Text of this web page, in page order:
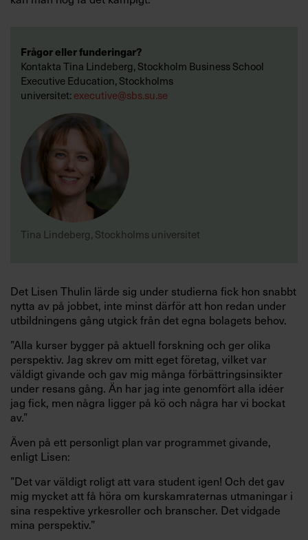
Frågor eller funderingar?
Kontakta Tina Lindeberg, Stockholm Business School
Executive Education, Stockholms
universitet:executive@sbs.su.se
Tina Lindeberg, Stockholms universitet
Det Lisen Thulin lärde sig under studierna fick hon snabbt
nytta av på jobbet, inte minst därför att hon redan under
utbildningens gång utgick från det egna bolagets behov.
”Alla kurser bygger på aktuell forskning och ger olika
perspektiv. Jag skrev om mitt eget företag, vilket var
väldigt givande och gav mig många förbättringsinsikter
under resans gång. Än har jag inte genomfört alla idéer
jag fick, men några ligger på kö och några har vi bockat
av.”
Även på ett personligt plan var programmet givande,
enligt Lisen:
”Det var väldigt roligt att vara student igen! Och det gav
mig mycket att få höra om kurskamraternas utmaningar i
sina respektive yrkesroller och branscher. Det vidgade
mina perspektiv.”